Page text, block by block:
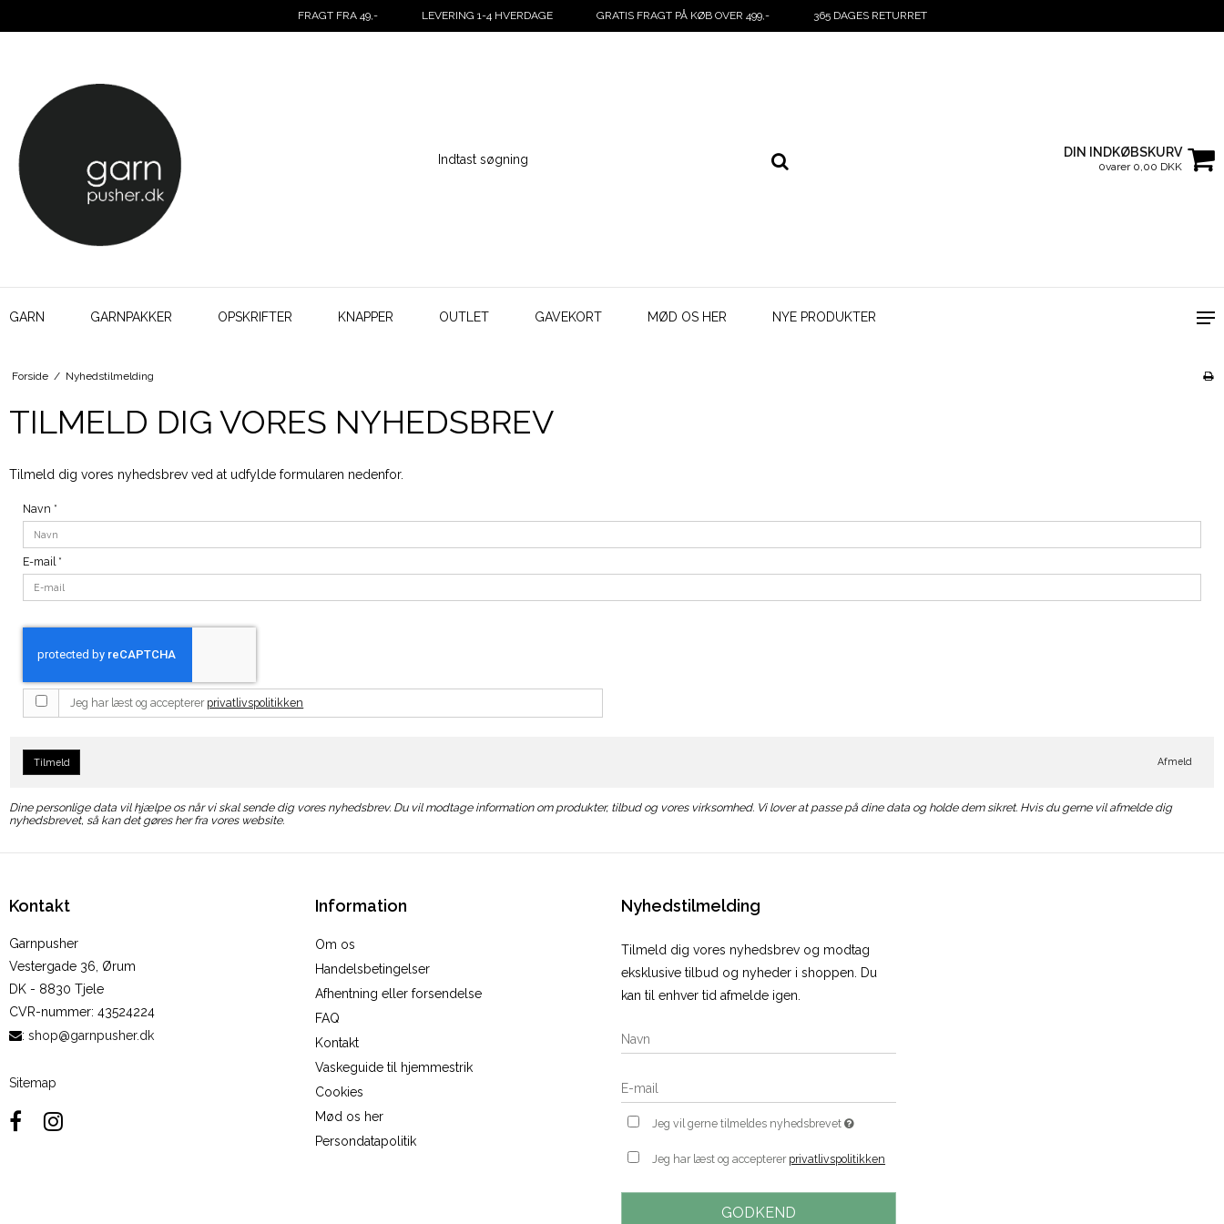
FRAGT FRA 49,- LEVERING 1-4 HVERDAGE GRATIS FRAGT PÅ KØB OVER 499,- 365 DAGES RETURRET
DIN INDKØBSKURV
0varer 0,00 DKK
GARN GARNPAKKER OPSKRIFTER KNAPPER OUTLET GAVEKORT MØD OS HER NYE PRODUKTER
Forside / Nyhedstilmelding
TILMELD DIG VORES NYHEDSBREV
Tilmeld dig vores nyhedsbrev ved at udfylde formularen nedenfor.
Navn *
E-mail *
Jeg har læst og accepterer privatlivspolitikken
Tilmeld Afmeld
Dine personlige data vil hjælpe os når vi skal sende dig vores nyhedsbrev. Du vil modtage information om produkter, tilbud og vores virksomhed. Vi lover at passe på dine data og holde dem sikret. Hvis du gerne vil afmelde dig
nyhedsbrevet, så kan det gøres her fra vores website.
Kontakt
Garnpusher
Vestergade 36, Ørum
DK - 8830 Tjele
CVR-nummer: 43524224
: shop@garnpusher.dk
Sitemap
Information
Om os
Handelsbetingelser
Afhentning eller forsendelse
FAQ
Kontakt
Vaskeguide til hjemmestrik
Cookies
Mød os her
Persondatapolitik
Nyhedstilmelding
Tilmeld dig vores nyhedsbrev og modtag
eksklusive tilbud og nyheder i shoppen. Du
kan til enhver tid afmelde igen.
Jeg vil gerne tilmeldes nyhedsbrevet
Jeg har læst og accepterer privatlivspolitikken
GODKEND